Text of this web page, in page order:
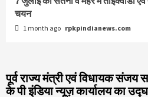
चयन
1 month ago rpkpindianews.com
पूर्व राज्य मंत्री एवं विधायक संजय
के पी इंडिया न्यूज़ कार्यालय का